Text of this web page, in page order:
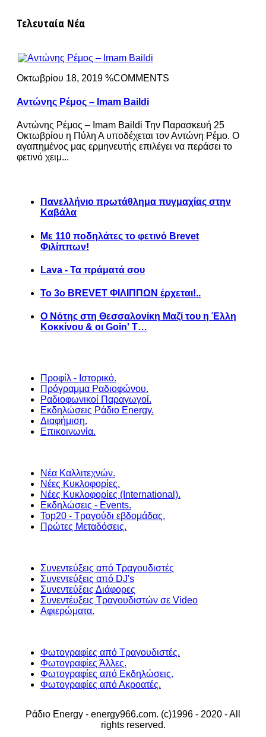
Τελευταία Νέα
Οκτωβρίου 18, 2019 %COMMENTS
Αντώνης Ρέμος – Imam Baildi
Αντώνης Ρέμος – Imam Baildi Την Παρασκευή 25
Οκτωβρίου η Πύλη Α υποδέχεται τον Αντώνη Ρέμο. Ο
αγαπημένος μας ερμηνευτής επιλέγει να περάσει το
φετινό χειμ...
Πανελλήνιο πρωτάθλημα πυγμαχίας στην
Καβάλα
Με 110 ποδηλάτες το φετινό Brevet
Φιλίππων!
Lava - Τα πράματά σου
Το 3ο BREVET ΦΙΛΙΠΠΩΝ έρχεται!..
Ο Νότης στη Θεσσαλονίκη Μαζί του η Έλλη
Κοκκίνου & οι Goin' T…
Προφίλ - Ιστορικό.
Πρόγραμμα Ραδιοφώνου.
Ραδιοφωνικοί Παραγωγοί.
Εκδηλώσεις Ράδιο Energy.
Διαφήμιση.
Επικοινωνία.
Νέα Καλλιτεχνών.
Νέες Κυκλοφορίες.
Νέες Κυκλοφορίες (International).
Εκδηλώσεις - Events.
Top20 - Τραγούδι εβδομάδας.
Πρώτες Μεταδόσεις.
Συνεντεύξεις από Τραγουδιστές
Συνεντεύξεις από DJ's
Συνεντεύξεις Διάφορες
Συνεντέυξεις Τραγουδιστών σε Video
Αφιερώματα.
Φωτογραφίες από Τραγουδιστές.
Φωτογραφίες Άλλες.
Φωτογραφίες από Εκδηλώσεις.
Φωτογραφίες από Ακροατές.
Ράδιο Energy - energy966.com. (c)1996 - 2020 - All
rights reserved.